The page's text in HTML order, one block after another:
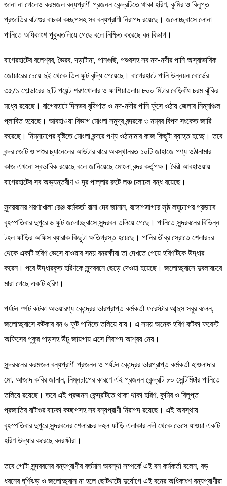
জানা না গেলেও করমজল বন্যপ্রাণী প্রজনন কেন্দ্রটিতে থাকা হরিণ, কুমির ও বিলুপ্ত
প্রজাতির বাটাগুর বাচকা কচ্ছপসহ সব বন্যপ্রাণী নিরাপদ রয়েছে। জলোচ্ছ্বাসে লোনা
পানিতে অধিকাংশ পুকুরতলিয়ে গেছে বলে নিশ্চিত করেছে বন বিভাগ।
বাগেরহাটের বলেশ্বর, ভৈরব, দড়াটানা, পানগুছি, পশুরসহ সব নদ-নদীর পানি অস্বাভাবিক
জোয়ারের চেয়ে দুই থেকে তিন ফুট বৃদ্ধি পেয়েছে। বাগেরহাটে পানি উন্নয়ন বোর্ডের
৩৫/১ পোল্ডারের দু’টি পয়েন্ট শরণখোলার ও ফাশিয়াতলায় ৮০০ মিটার বেড়িবাঁধ চরম ঝুঁকির
মধ্যে রয়েছে। বাগেরহাটে দিনভর বৃষ্টিপাত ও নদ-নদীর পানি ফুঁসে ওঠায় জেলার নিম্নাঞ্চল
প্লাবিত হয়েছে। আবহাওয়া বিভাগ মোংলা সমুদ্র বন্দরকে ৩ নম্বর বিপদ সংকেত জারি
করেছে। নিম্নচাপের বৃষ্টিতে মোংলা বন্দরে পণ্য ওঠানামার কাজ কিছুটা ব্যাহত হচ্ছে। তবে
বন্দর জেটি ও পশুর চ্যানেলের আউটার বারে অবস্থানরত ১০টি জাহাজে পণ্য ওঠানামার
কাজ এখনো স্বভাবিক রয়েছে বলে জানিয়েছে মোংলা বন্দর কর্তৃপক্ষ। বৈরী আবহাওয়ায়
বাগেরহাটের সব অভ্যন্তরীণ ও দূর পাল্লার রুটে লঞ্চ চলাচল বন্ধ রয়েছে।
সুন্দরবনের শরণখোলা রেঞ্জ কর্মকর্তা রানা দেব জানান, বঙ্গোপসাগরে সৃষ্ঠ লঘুচাপের প্রভাবে
বৃহস্পতিবার দুপুরে ৬ ফুট জলোচ্ছ্বাসে সুন্দরবন তলিয়ে গেছে। পানিতে সুন্দরবনের বিভিন্ন
টহল ফাঁড়ির অফিস ব্যারাক কিছুটা ক্ষতিগ্রস্ত হয়েছে। পানির তীব্র স্রোতে শেলারচর
থেকে একটি হরিণ ভেসে যাওয়ার সময় বনরক্ষীরা তা দেখতে পেয়ে হরিণটিকে উদ্ধার
করেন। পরে উদ্ধারকৃত হরিণকে সুন্দরবনে ছেড়ে দেওয়া হয়েছে। জলোচ্ছ্বাসে দুবলারচরে
মারা গেছে একটি হরিণ।
পর্যটন স্পট কটকা অভয়ারণ্য কেন্দ্রের ভারপ্রাপ্ত কর্মকর্তা ফরেস্টার আব্দুস সবুর বলেন,
জলোচ্ছ্বাসে কটকার বন ৬ ফুট পানিতে তলিয়ে যায়। এ সময় অনেক হরিণ কটকা ফরেস্ট
অফিসের পুকুর পাড়সহ উঁচু জায়গায় এসে নিরাপদ আশ্রয় নেয়।
সুন্দরবনের করমজল বন্যপ্রাণী প্রজনন ও পর্যটন কেন্দ্রের ভারপ্রাপ্ত কর্মকর্তা হাওলাদার
মো. আজাদ কবির জানান, নিম্নচাপের কারণে এই প্রজনন কেন্দ্রটি ৮০ সেন্টিমিটার পানিতে
তলিয়ে রয়েছে। তবে এই প্রজনন কেন্দ্রটিতে থাকা থাকা হরিণ, কুমির ও বিলুপ্ত
প্রজাতির বাটাগুর বাচকা কচ্ছপসহ সব বন্যপ্রাণী নিরাপদ রয়েছে। এই অবস্থায়
বৃহস্পতিবার দুপুরে সুন্দরবনের শেলারচর দহল ফাঁড়ি এলাকার নদী থেকে ভেসে যাওয়া একটি
হরিণ উদ্ধার করেছে বনরক্ষীরা।
তবে গোটা সুন্দরবনের বন্যপ্রাণীর বর্তমান অবস্থা সম্পর্কে এই বন কর্মকর্তা বলেন, বড়
ধরনের ঘূর্ণিঝড় ও জলোচ্ছ্বাস না হলে ছোটখাটো দুর্যোগে এই বনের অধিকাংশ বন্যপ্রাণীরা